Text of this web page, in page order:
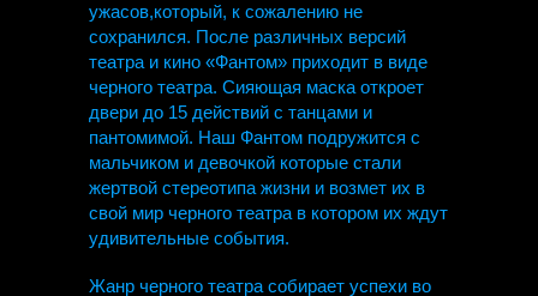
ужасов,который, к сожалению не
сохранился. После различных версий
театра и кино «Фантом» приходит в виде
черного театра. Сияющая маска откроет
двери до 15 действий с танцами и
пантомимой. Наш Фантом подружится с
мальчиком и девочкой которые стали
жертвой стереотипа жизни и возмет их в
свой мир черного театра в котором их ждут
удивительные события.
Жанр черного театра собирает успехи во